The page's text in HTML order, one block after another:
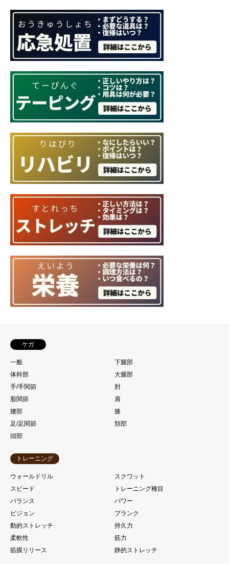
ケガ
一般
下腿部
体幹部
大腿部
手/手関節
肘
股関節
肩
腰部
膝
足/足関節
頚部
頭部
トレーニング
ウォールドリル
スクワット
スピード
トレーニング種目
バランス
パワー
ビジョン
プランク
動的ストレッチ
持久力
柔軟性
筋力
筋膜リリース
静的ストレッチ